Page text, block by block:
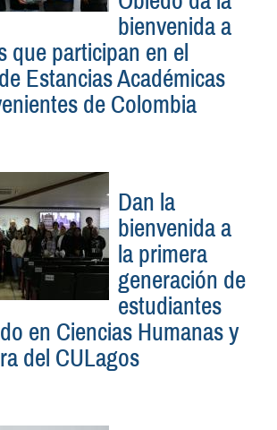
bienvenida a
que participan en el
Estancias Académicas
de Colombia
Dan la
bienvenida a
la primera
generación de
estudiantes
en Ciencias Humanas y
del CULagos